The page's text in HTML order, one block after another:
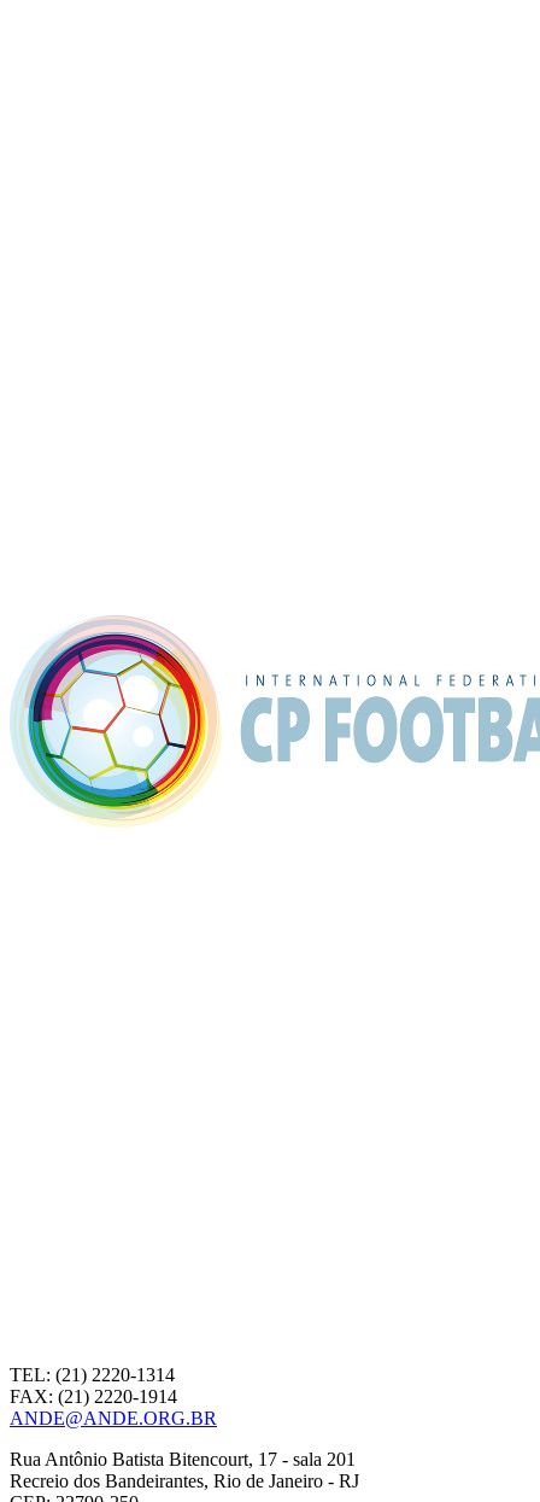
TEL: (21) 2220-1314
FAX: (21) 2220-1914
ANDE@ANDE.ORG.BR
Rua Antônio Batista Bitencourt, 17 - sala 201
Recreio dos Bandeirantes, Rio de Janeiro - RJ